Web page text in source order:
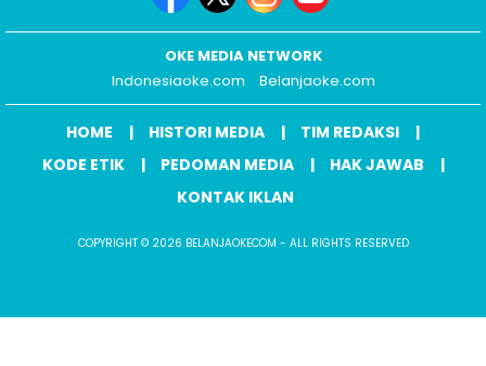
OKE MEDIA NETWORK
Indonesiaoke.com
Belanjaoke.com
HOME HISTORI MEDIA
TIM REDAKSI
KODE ETIK
PEDOMAN MEDIA
HAK JAWAB
KONTAK IKLAN
COPYRIGHT © 2026 BELANJAOKECOM - ALL RIGHTS RESERVED